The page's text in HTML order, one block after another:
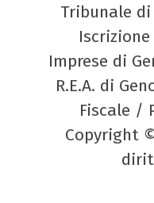
Tribunale di
Imprese di
R.E.A. di
Fiscale /
Copyright